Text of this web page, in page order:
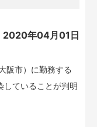
2020年04月01日
阪市）に勤務する
していることが判明